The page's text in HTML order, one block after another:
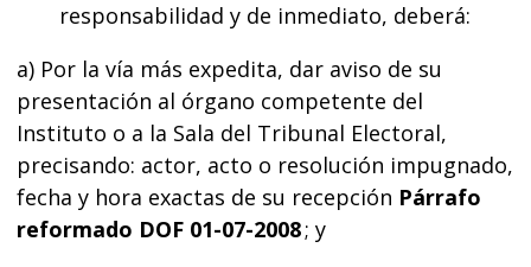
responsabilidad y de inmediato, deberá:
a) Por la vía más expedita, dar aviso de su
presentación al órgano competente del
Instituto o a la Sala del Tribunal Electoral,
precisando: actor, acto o resolución impugnado,
fecha y hora exactas de su recepción Párrafo
reformado DOF 01-07-2008; y